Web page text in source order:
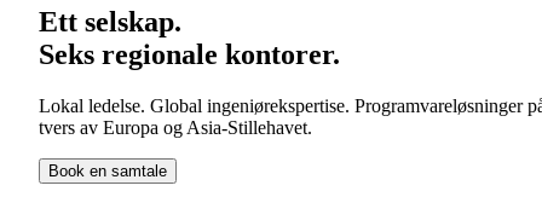
Ett selskap.
Seks regionale kontorer.
Lokal ledelse. Global ingeniørekspertise. Programvareløsninger
tvers av Europa og Asia-Stillehavet.
Book en samtale